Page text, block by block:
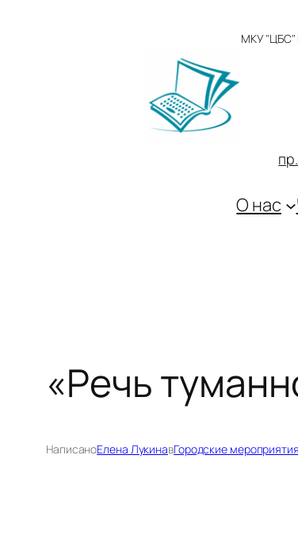
МКУ "ЦБС"
О нас
«Речь
НаписаноЕлена ЛукинавГородские мероприятия